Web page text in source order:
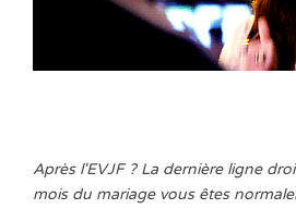
Après l'EVJF ? La dernière ligne
mois du mariage vous êtes